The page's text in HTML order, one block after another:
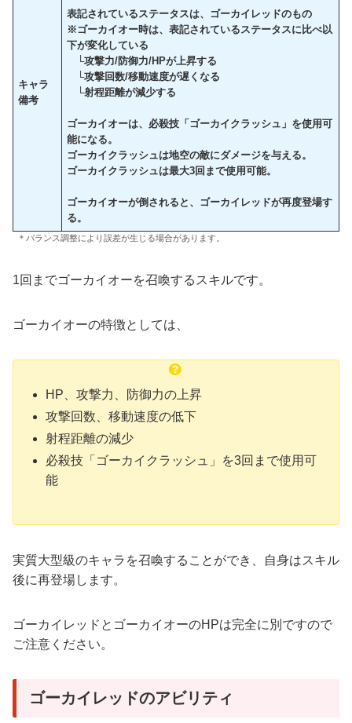
キャラ
備考
表記されているステータスは、ゴーカイレッドのもの
※ゴーカイオー時は、表記されているステータスに比べ以
下が変化している
└攻撃力/防御力/HPが上昇する
└攻撃回数/移動速度が遅くなる
└射程距離が減少する
ゴーカイオーは、必殺技「ゴーカイクラッシュ」を使用可
能になる。
ゴーカイクラッシュは地空の敵にダメージを与える。
ゴーカイクラッシュは最大3回まで使用可能。
ゴーカイオーが倒されると、ゴーカイレッドが再度登場す
る。
＊バランス調整により誤差が生じる場合があります。
1回までゴーカイオーを召喚するスキルです。
ゴーカイオーの特徴としては、
HP、攻撃力、防御力の上昇
攻撃回数、移動速度の低下
射程距離の減少
必殺技「ゴーカイクラッシュ」を3回まで使用可
能
実質大型級のキャラを召喚することができ、自身はスキル
後に再登場します。
ゴーカイレッドとゴーカイオーのHPは完全に別ですので
ご注意ください。
ゴーカイレッドのアビリティ